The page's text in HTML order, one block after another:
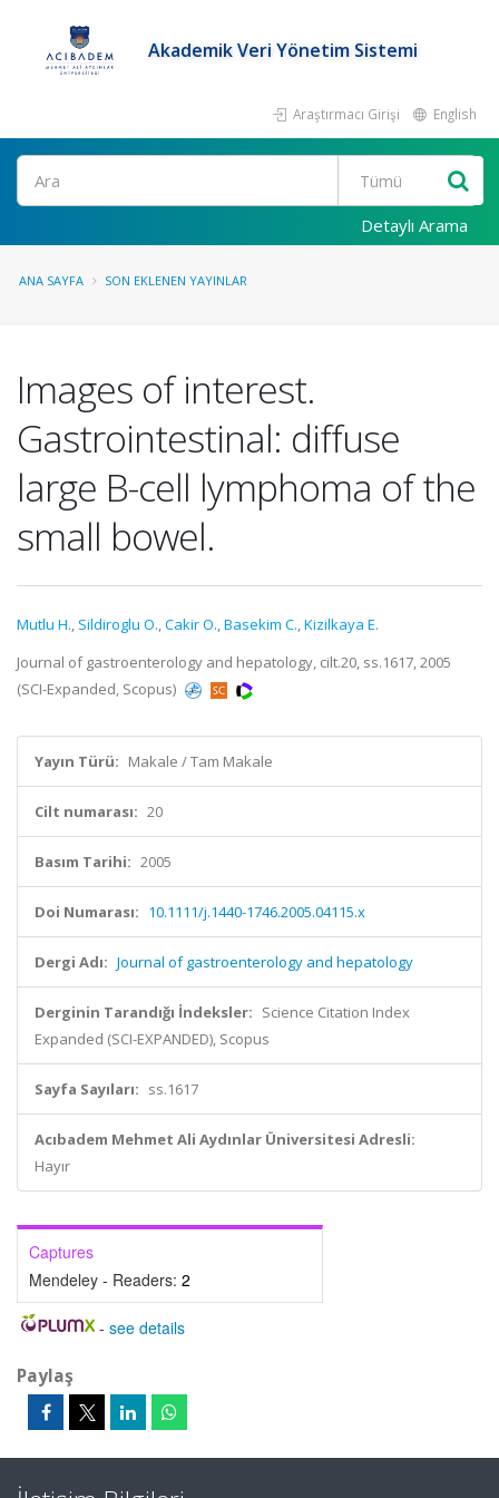
Akademik Veri Yönetim Sistemi
Araştırmacı Girişi English
Ara
Detaylı Arama
ANA SAYFA SON EKLENEN YAYINLAR
Images of interest.
Gastrointestinal: diffuse
large B-cell lymphoma of the
small bowel.
Mutlu H., Sildiroglu O.,Cakir O.,Basekim C.,Kizilkaya E.
Journal of gastroenterology and hepatology, cilt.20, ss.1617, 2005
(SCI-Expanded, Scopus)
Yayın Türü: Makale / Tam Makale
Cilt numarası: 20
Basım Tarihi: 2005
Doi Numarası: 10.1111/j.1440-1746.2005.04115.x
Dergi Adı: Journal of gastroenterology and hepatology
Derginin Tarandığı İndeksler: Science Citation Index
Expanded (SCI-EXPANDED), Scopus
Sayfa Sayıları: ss.1617
Acıbadem Mehmet Ali Aydınlar Üniversitesi Adresli:
Hayır
Captures
Mendeley - Readers: 2
- see details
Paylaş